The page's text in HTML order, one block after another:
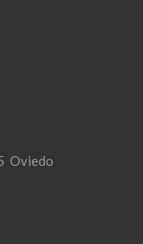
Oviedo